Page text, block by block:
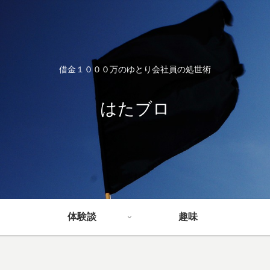
借金１０００万のゆとり会社員の処世術
はたブロ
体験談 趣味